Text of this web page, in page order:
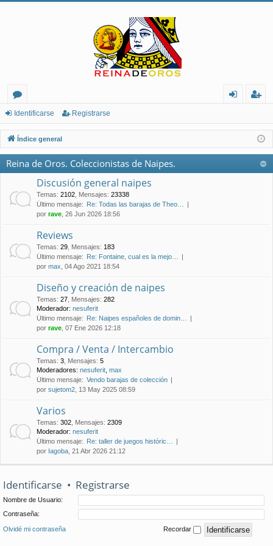
or
os
nt
ifi
ist
ra
Identificarse Registrarse
Índice general
Reina de Oros. Coleccionistas de Naipes.
Discusión general naipes
Temas: 2102 Mensajes: 23338
Último mensaje: Re: Todas las barajas de Theo…
por rave , 26 Jun 2026 18:56
Reviews
Temas: 29 Mensajes: 183
Último mensaje: Re: Fontaine, cual es la mejo…
por max , 04 Ago 2021 18:54
Diseño y creación de naipes
Temas: 27 Mensajes: 282
Moderador: nesuferit
Último mensaje: Re: Naipes españoles de domin…
por rave , 07 Ene 2026 12:18
Compra / Venta / Intercambio
Temas: 3 Mensajes: 5
Moderadores: nesuferit max
Último mensaje: Vendo barajas de colección
por sujetom2 , 13 May 2025 08:59
Varios
Temas: 302 Mensajes: 2309
Moderador: nesuferit
Último mensaje: Re: taller de juegos históric…
por Iagoba , 21 Abr 2026 21:12
Identificarse • Registrarse
Nombre de Usuario:
Contraseña:
Olvidé mi contraseña Recordar